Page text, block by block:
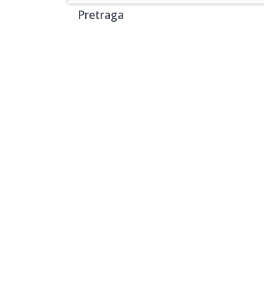
Pretraga